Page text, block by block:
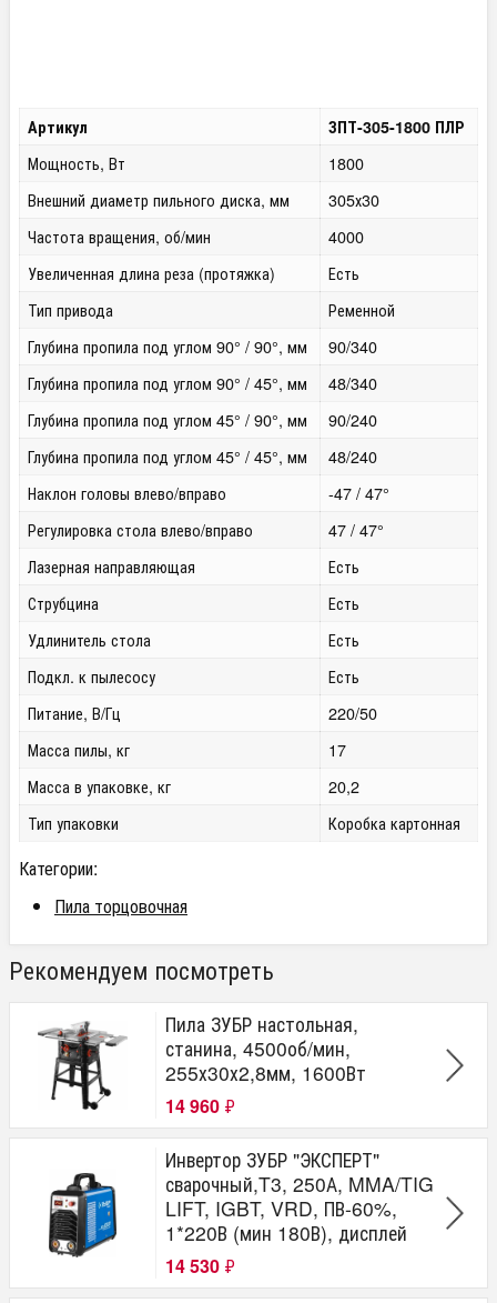
Артикул ЗПТ-305-1800 ПЛР
Мощность, Вт
1800
Внешний диаметр пильного диска, мм
305х30
Частота вращения, об/мин
4000
Увеличенная длина реза (протяжка)
Есть
Тип привода
Ременной
Глубина пропила под углом 90° / 90°, мм
90/340
Глубина пропила под углом 90° / 45°, мм
48/340
Глубина пропила под углом 45° / 90°, мм
90/240
Глубина пропила под углом 45° / 45°, мм
48/240
Наклон головы влево/вправо
-47 / 47°
Регулировка стола влево/вправо
47 / 47°
Лазерная направляющая
Есть
Струбцина
Есть
Удлинитель стола
Есть
Подкл. к пылесосу
Есть
Питание, В/Гц
220/50
Масса пилы, кг
17
Масса в упаковке, кг
20,2
Тип упаковки
Коробка картонная
Категории:
Пила торцовочная
Рекомендуем посмотреть
Пила ЗУБР настольная,
станина, 4500об/мин,
255х30х2,8мм, 1600Вт
14 960 ₽
Инвертор ЗУБР "ЭКСПЕРТ"
сварочный,T3, 250А, MMA/TIG
LIFT, IGBT, VRD, ПВ-60%,
1*220В (мин 180В), дисплей
14 530 ₽